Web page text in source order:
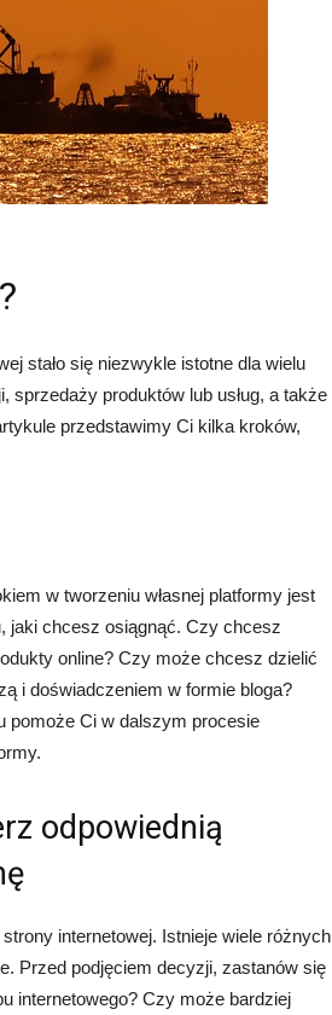
stało się niezwykle istotne dla wielu
sprzedaży produktów lub usług, a także
przedstawimy Ci kilka kroków,
w tworzeniu własnej platformy jest
jaki chcesz osiągnąć. Czy chcesz
online? Czy może chcesz dzielić
i doświadczeniem w formie bloga?
pomoże Ci w dalszym procesie
odpowiednią
internetowej. Istnieje wiele różnych
Przed podjęciem decyzji, zastanów się
internetowego? Czy może bardziej